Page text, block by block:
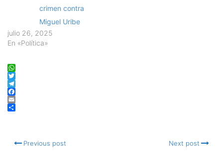
crimen contra
Miguel Uribe
julio 26, 2025
En «Política»
WhatsApp
Twitter
Telegram
Facebook
Email
Previous post Next post